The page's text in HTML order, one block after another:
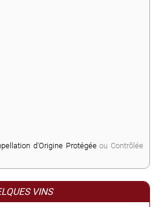
d'Origine Protégéeou Contrôlée
VINS